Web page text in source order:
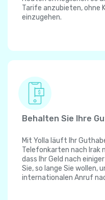
Tarife anzubieten, ohne
einzugehen.
Behalten Sie Ihre
Mit Yolla läuft Ihr
Telefonkarten nach Irak
dass Ihr Geld nach
Sie, so lange Sie wollen,
internationalen Anruf